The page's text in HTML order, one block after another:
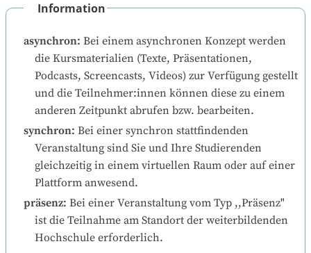
Information
asynchron: Bei einem asynchronen Konzept werden
die Kursmaterialien (Texte, Präsentationen,
Podcasts, Screencasts, Videos) zur Verfügung gestellt
und die Teilnehmer:innen können diese zu einem
anderen Zeitpunkt abrufen bzw. bearbeiten.
synchron: Bei einer synchron stattfindenden
Veranstaltung sind Sie und Ihre Studierenden
gleichzeitig in einem virtuellen Raum oder auf einer
Plattform anwesend.
präsenz: Bei einer Veranstaltung vom Typ ,,Präsenz"
ist die Teilnahme am Standort der weiterbildenden
Hochschule erforderlich.